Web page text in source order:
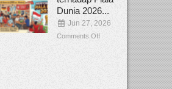
Dunia 2026...
Jun 27, 2026
Comments Off